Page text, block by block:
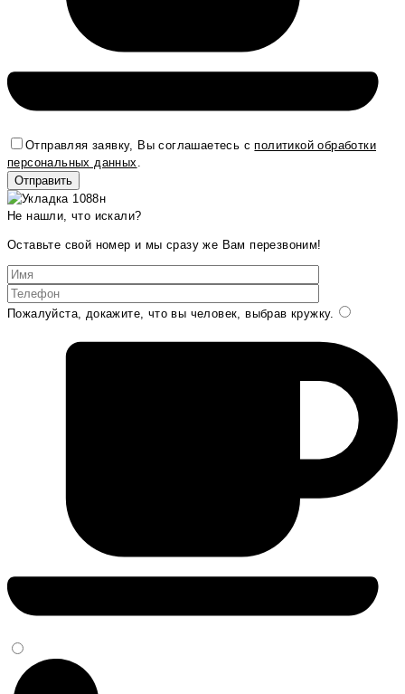
Отправляя заявку, Вы соглашаетесь сполитикой обработки
персональных данных
Не нашли, что искали?
Оставьте свой номер и мы сразу же Вам перезвоним!
Пожалуйста, докажите, что вы человек, выбрав кружку.